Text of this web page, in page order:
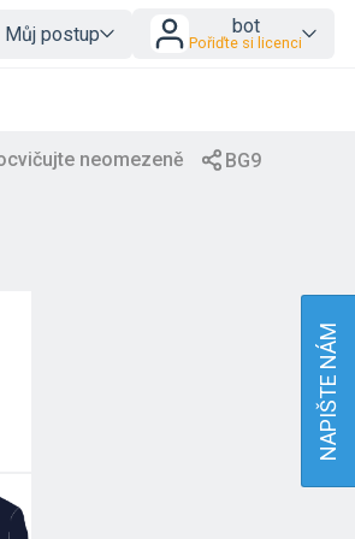
Můj postup bot
Pořiďte si licenci
NAPIŠTE NÁM